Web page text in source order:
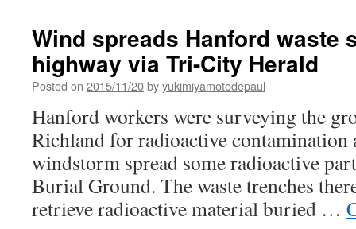
者
６
５
６
違
反
福
島
第
１
Wind spreads Hanford waste
highway via Tri-City Herald
Posted on 2015/11/20byyukimiyamotodepaul
Hanford workers were surveying the
Richland for radioactive contamination
windstorm spread some radioactive
Burial Ground. The waste trenches
retrieve radioactive material buried …